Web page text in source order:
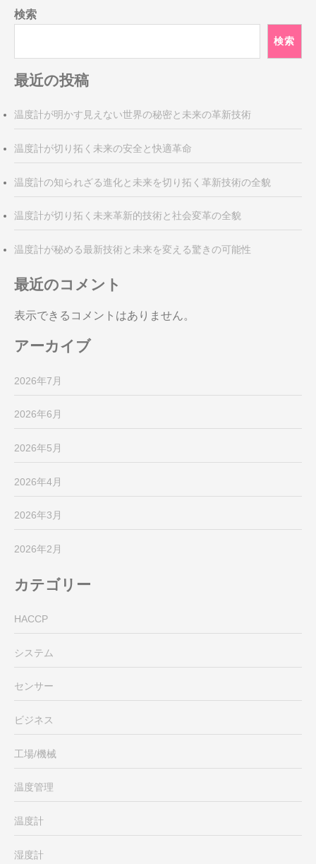
ビ
シ
ョ
ン
検索
検索
最近の投稿
温度計が明かす見えない世界の秘密と未来の革新技術
温度計が切り拓く未来の安全と快適革命
温度計の知られざる進化と未来を切り拓く革新技術の全貌
温度計が切り拓く未来革新的技術と社会変革の全貌
温度計が秘める最新技術と未来を変える驚きの可能性
最近のコメント
表示できるコメントはありません。
アーカイブ
2026年7月
2026年6月
2026年5月
2026年4月
2026年3月
2026年2月
カテゴリー
HACCP
システム
センサー
ビジネス
工場/機械
温度管理
温度計
湿度計